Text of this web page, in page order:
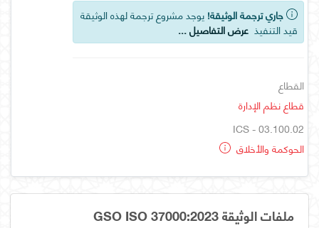
جاري ترجمة الوثيقة! يوجد مشروع ترجمة لهذه الوثيقة
قيد التنفيذ عرض التفاصيل ...
القطاع
قطاع نظم الإدارة
ICS - 03.100.02
الحوكمة والأخلاق
ملفات الوثيقة GSO ISO 37000:2023